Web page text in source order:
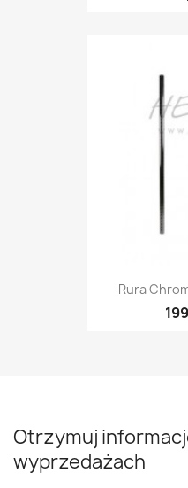
Rura
Otrzymuj
wyprzedażach